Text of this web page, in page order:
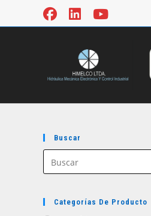
Buscar
Categorías De Producto